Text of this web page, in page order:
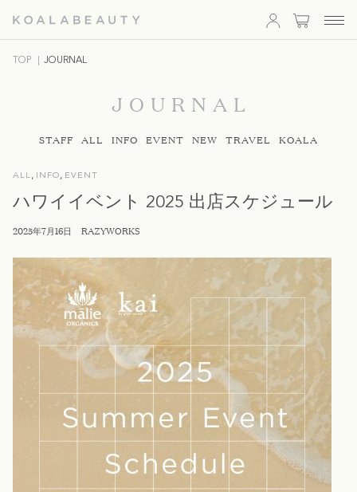
KOALA
TOP JOURNAL
JOURNAL
STAFF ALL INFO EVENT NEW TRAVEL KOALA
ALL, INFO, EVENT
ハワイイベント 2025 出店スケジュール
2025年7月16日 RAZYWORKS